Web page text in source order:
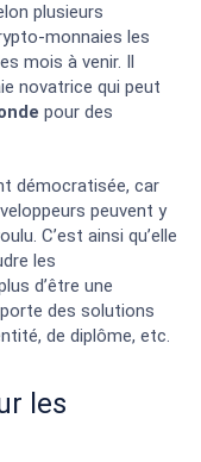
plusieurs
monnaies les
mois à venir. Il
novatrice qui peut
pour des
démocratisée, car
peuvent y
C’est ainsi qu’elle
les
d’être une
des solutions
de diplôme, etc.
les